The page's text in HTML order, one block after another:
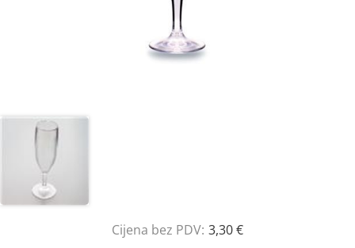
Cijena bez PDV: 3,30 €